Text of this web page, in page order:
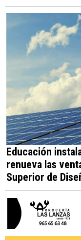
Educación
renueva las
Superior de